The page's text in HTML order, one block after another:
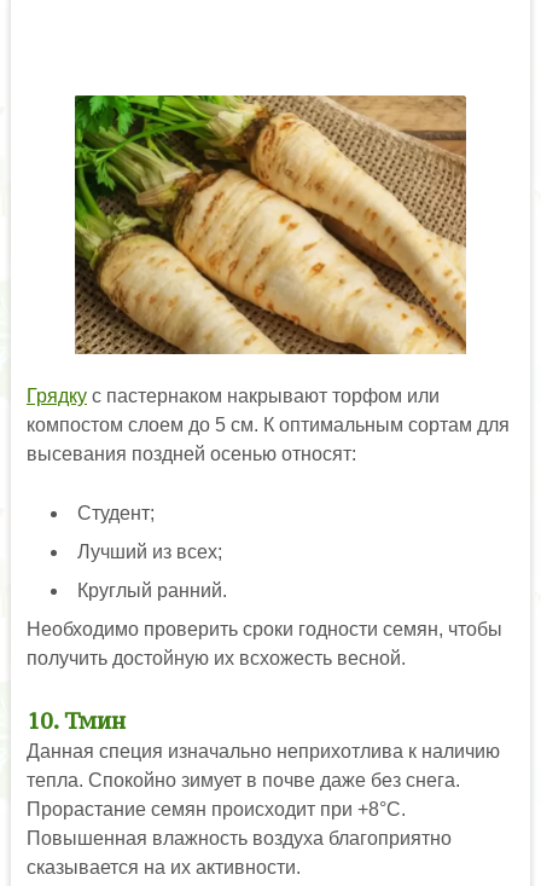
Грядкус пастернаком накрывают торфом или
компостом слоем до 5 см. К оптимальным сортам для
высевания поздней осенью относят:
Студент;
Лучший из всех;
Круглый ранний.
Необходимо проверить сроки годности семян, чтобы
получить достойную их всхожесть весной.
10. Тмин
Данная специя изначально неприхотлива к наличию
тепла. Спокойно зимует в почве даже без снега.
Прорастание семян происходит при +8°С.
Повышенная влажность воздуха благоприятно
сказывается на их активности.